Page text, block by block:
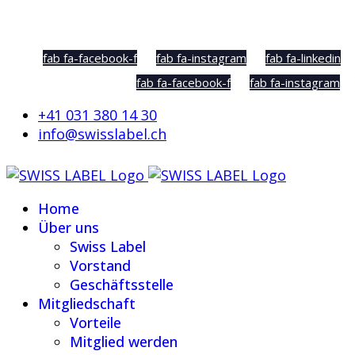
fab fa-facebook-f fab fa-instagram
fab fa-linkedin
fab fa-facebook-f
fab fa-instagram
+41 031 380 14 30
info@swisslabel.ch
Home
Über uns
Swiss Label
Vorstand
Geschäftsstelle
Mitgliedschaft
Vorteile
Mitglied werden